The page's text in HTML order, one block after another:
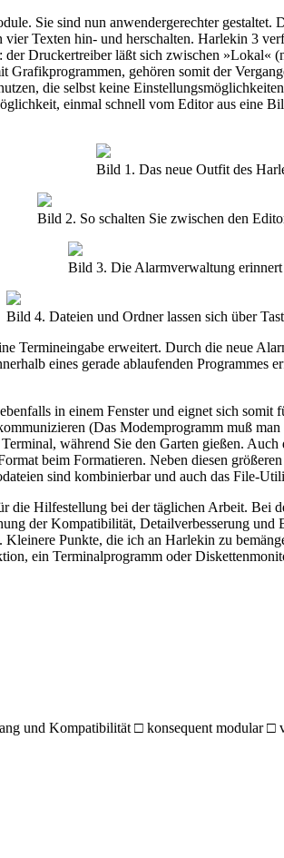
Sie sind nun anwendergerechter
Texten hin- und herschalten. Harlekin 3
Druckertreiber läßt sich zwischen
gehören somit der
die selbst keine
einmal schnell vom Editor aus eine
Bild 1. Das neue Outfit des
Bild 2. So schalten Sie zwischen den
Bild 3. Die Alarmverwaltung
Bild 4. Dateien und Ordner lassen sich über
Termineingabe erweitert. Durch die neue
eines gerade ablaufenden
in einem Fenster und eignet sich
(Das Modemprogramm muß
während Sie den Garten gießen.
beim Formatieren. Neben diesen
sind kombinierbar und auch das File-
Hilfestellung bei der täglichen Arbeit. Bei
der Kompatibilität, Detailverbesserung
Punkte, die ich an Harlekin zu
ein Terminalprogramm oder
und Kompatibilität □ konsequent modular □